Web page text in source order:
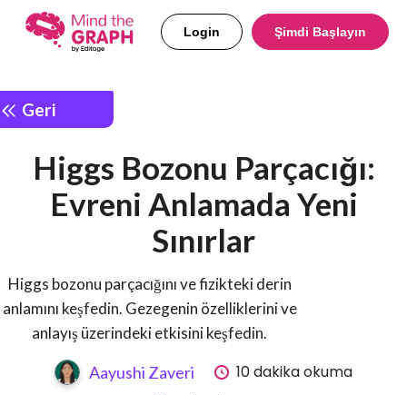
Login Şimdi Başlayın
Geri
Higgs Bozonu Parçacığı:
Evreni Anlamada Yeni
Sınırlar
Higgs bozonu parçacığını ve fizikteki derin
anlamını keşfedin. Gezegenin özelliklerini ve
anlayış üzerindeki etkisini keşfedin.
Aayushi Zaveri
10 dakika okuma